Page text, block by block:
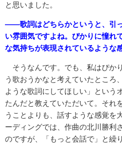
と思いました。
――歌詞はどちらかというと、引
い雰囲気ですよね。ぴかりに憧れ
な気持ちが表現されているような
そうなんです。でも、私はぴか
う歌おうかなと考えていたところ
ような歌詞にしてほしい」という
たんだと教えていただいて。それ
うことよりも、話すような感覚を
ーディングでは、作曲の北川勝利
のですが、「もっと会話で」と繰